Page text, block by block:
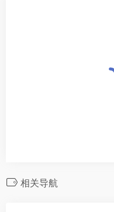
相关导航